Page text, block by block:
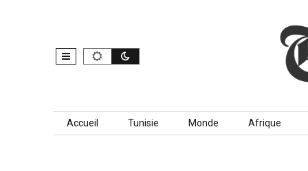
Skip to content
Accueil Tunisie Monde Afrique